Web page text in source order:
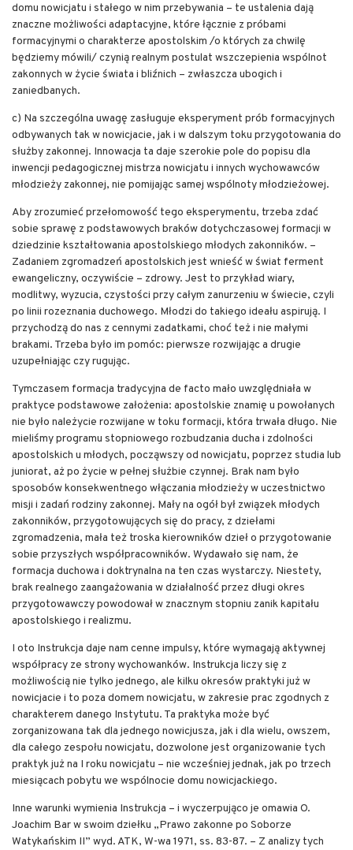
domu nowicjatu i stałego w nim przebywania – te ustalenia dają
znaczne możliwości adaptacyjne, które łącznie z próbami
formacyjnymi o charakterze apostolskim /o których za chwilę
będziemy mówili/ czynią realnym postulat wszczepienia wspólnot
zakonnych w życie świata i bliźnich – zwłaszcza ubogich i
zaniedbanych.
c) Na szczególna uwagę zasługuje eksperyment prób formacyjnych
odbywanych tak w nowicjacie, jak i w dalszym toku przygotowania do
służby zakonnej. Innowacja ta daje szerokie pole do popisu dla
inwencji pedagogicznej mistrza nowicjatu i innych wychowawców
młodzieży zakonnej, nie pomijając samej wspólnoty młodzieżowej.
Aby zrozumieć przełomowość tego eksperymentu, trzeba zdać
sobie sprawę z podstawowych braków dotychczasowej formacji w
dziedzinie kształtowania apostolskiego młodych zakonników. –
Zadaniem zgromadzeń apostolskich jest wnieść w świat ferment
ewangeliczny, oczywiście – zdrowy. Jest to przykład wiary,
modlitwy, wyzucia, czystości przy całym zanurzeniu w świecie, czyli
po linii rozeznania duchowego. Młodzi do takiego ideału aspirują. I
przychodzą do nas z cennymi zadatkami, choć też i nie małymi
brakami. Trzeba było im pomóc: pierwsze rozwijając a drugie
uzupełniając czy rugując.
Tymczasem formacja tradycyjna de facto mało uwzględniała w
praktyce podstawowe założenia: apostolskie znamię u powołanych
nie było należycie rozwijane w toku formacji, która trwała długo. Nie
mieliśmy programu stopniowego rozbudzania ducha i zdolności
apostolskich u młodych, począwszy od nowicjatu, poprzez studia lub
juniorat, aż po życie w pełnej służbie czynnej. Brak nam było
sposobów konsekwentnego włączania młodzieży w uczestnictwo
misji i zadań rodziny zakonnej. Mały na ogół był związek młodych
zakonników, przygotowujących się do pracy, z dziełami
zgromadzenia, mała też troska kierowników dzieł o przygotowanie
sobie przyszłych współpracowników. Wydawało się nam, że
formacja duchowa i doktrynalna na ten czas wystarczy. Niestety,
brak realnego zaangażowania w działalność przez długi okres
przygotowawczy powodował w znacznym stopniu zanik kapitału
apostolskiego i realizmu.
I oto Instrukcja daje nam cenne impulsy, które wymagają aktywnej
współpracy ze strony wychowanków. Instrukcja liczy się z
możliwością nie tylko jednego, ale kilku okresów praktyki już w
nowicjacie i to poza domem nowicjatu, w zakresie prac zgodnych z
charakterem danego Instytutu. Ta praktyka może być
zorganizowana tak dla jednego nowicjusza, jak i dla wielu, owszem,
dla całego zespołu nowicjatu, dozwolone jest organizowanie tych
praktyk już na I roku nowicjatu – nie wcześniej jednak, jak po trzech
miesiącach pobytu we wspólnocie domu nowicjackiego.
Inne warunki wymienia Instrukcja – i wyczerpująco je omawia O.
Joachim Bar w swoim dziełku „Prawo zakonne po Soborze
Watykańskim II” wyd. ATK, W-wa 1971, ss. 83-87. – Z analizy tych